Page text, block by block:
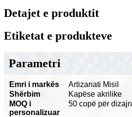
Detajet e produktit
Etiketat e produkteve
Parametri
Emri i markës
Artizanati Misil
Shërbim
Kapëse akrilike
MOQ i
personalizuar
50 copë për dizajn